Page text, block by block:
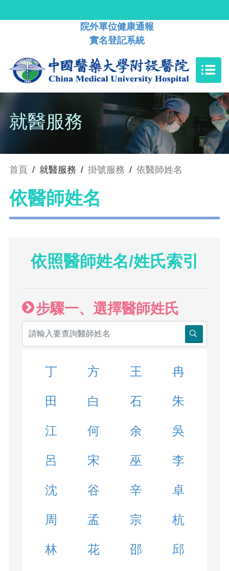
院外單位健康通報
實名登記系統
就醫服務
首頁 / 就醫服務 / 掛號服務 / 依醫師姓名
依醫師姓名
依照醫師姓名/姓氏索引
步驟一、選擇醫師姓氏
丁 方 王 冉
田 白 石 朱
江 何 余 吳
呂 宋 巫 李
沈 谷 辛 卓
周 孟 宗 杭
林 花 邵 邱